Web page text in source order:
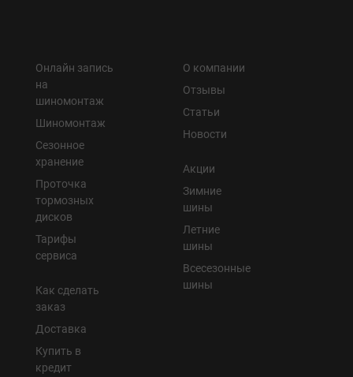
Онлайн запись
на
шиномонтаж
Шиномонтаж
Сезонное
хранение
Проточка
тормозных
дисков
Тарифы
сервиса
Как сделать
заказ
Доставка
Купить в
кредит
О компании
Отзывы
Статьи
Новости
Акции
Зимние
шины
Летние
шины
Всесезонные
шины